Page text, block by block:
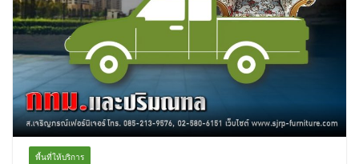
พื้นที่ให้บริการ